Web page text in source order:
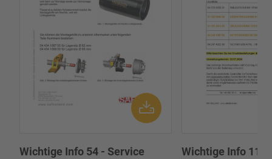
Wichtige Info 54 - Service
Wichtige Info 117